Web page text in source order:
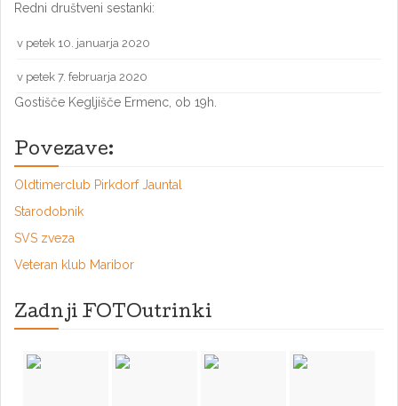
Redni društveni sestanki:
v petek 10. januarja 2020
v petek 7. februarja 2020
Gostišče Kegljišče Ermenc, ob 19h.
Povezave:
Oldtimerclub Pirkdorf Jauntal
Starodobnik
SVS zveza
Veteran klub Maribor
Zadnji FOTOutrinki